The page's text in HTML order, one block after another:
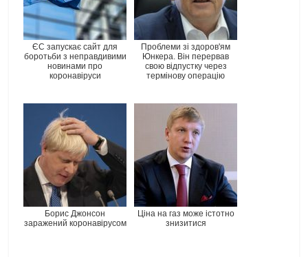
ЄС запускає сайт для
боротьби з неправдивими
новинами про
коронавіруси
Проблеми зі здоров'ям
Юнкера. Він перервав
свою відпустку через
термінову операцію
Борис Джонсон
заражений коронавірусом
Ціна на газ може істотно
знизитися